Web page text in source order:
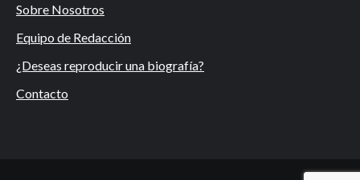
Sobre Nosotros
Equipo de Redacción
¿Deseas reproducir una biografía?
Contacto